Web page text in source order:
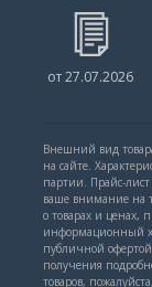
от 27.07.2026
Внешний вид
на сайте.
партии. Прайс-
ваше внимание на
о товарах и ценах,
информационный
публичной
получения
товаров,